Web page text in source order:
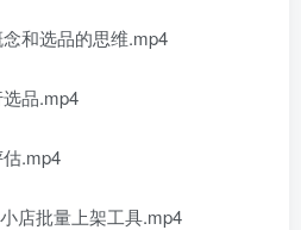
和选品的思维.mp4
品.mp4
.mp4
店批量上架工具.mp4